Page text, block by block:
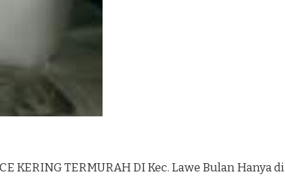
KERING TERMURAH DI Kec. Lawe Bulan Hanya di